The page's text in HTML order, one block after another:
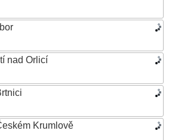
nad Orlicí
Krumlově